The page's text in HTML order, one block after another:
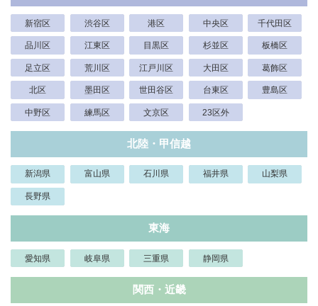
新宿区 渋谷区 港区 中央区 千代田区
品川区 江東区 目黒区 杉並区 板橋区
足立区 荒川区 江戸川区 大田区 葛飾区
北区 墨田区 世田谷区 台東区 豊島区
中野区 練馬区 文京区 23区外
北陸・甲信越
新潟県 富山県 石川県 福井県 山梨県
長野県
東海
愛知県 岐阜県 三重県 静岡県
関西・近畿